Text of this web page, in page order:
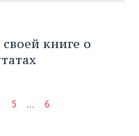
книге о
5 ... 6